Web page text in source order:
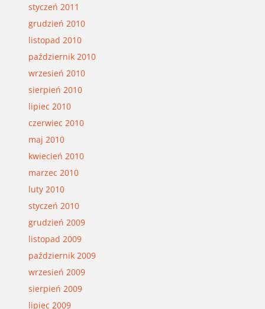
styczeń 2011
grudzień 2010
listopad 2010
październik 2010
wrzesień 2010
sierpień 2010
lipiec 2010
czerwiec 2010
maj 2010
kwiecień 2010
marzec 2010
luty 2010
styczeń 2010
grudzień 2009
listopad 2009
październik 2009
wrzesień 2009
sierpień 2009
lipiec 2009